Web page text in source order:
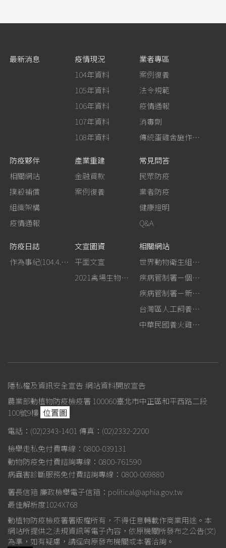
最新消息
疫情現況
104年資料
105年資料
106年資料
107年資料
108年資料
業者專區
案例復養
法令規範
疫情通報
消毒劑
傳統蛋雞舍施作生石灰消毒
防疫夥伴
相關網站
撲殺補償
組織架構
疫情通報
產業重建
金融貸款
案例復養
常見問答
民眾防疫
業者防疫
健康證明
Q&A
防疫日誌
作為事紀(104.4.13行政院新聞傳播處彙整)
文宣圖資
平面文宣
2021禽場生物安全手冊
相關網站
世界動物衛生組織－禽流感網站
疾病管制署－個人防護裝備使用建議
疾病管制署－新型A型流感專區
台灣區人工飼養鴕鳥協會
中華民國養火雞協會
隱私權及資訊安全宣告 網站資料開放宣告
農業部動植物防疫檢疫署 100060臺北市中正區和平西路二段
100號9樓 位置圖
電話：(02)2343-1401 傳真：(02)2332-2200
檢舉走私免付費專線：0800-039131
動物防疫免付費諮詢專線：0800-761590
病蟲害診斷服務免付費諮詢專線：0800-069880
署長信箱 廉政檢舉電子信箱：political@aphia.gov.tw
最佳解析度1024X768
動植物防疫檢疫署署版權所有，不得任意轉載作商業用途。本
網站所提供之法規資訊等電子內容，依原機關所發布之公告(文)
為準，如有疑慮，請逕向原發布機關或本署洽詢。